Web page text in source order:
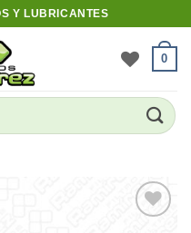
Y LUBRICANTES
0